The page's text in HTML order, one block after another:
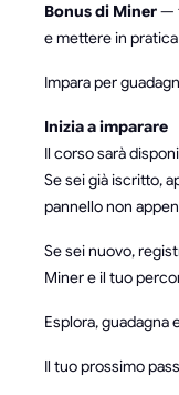
Bonus di Miner—
e mettere in
Impara per
Inizia a imparare
Il corso sarà
Se sei già iscritto,
pannello non
Se sei nuovo,
Miner e il tuo
Esplora, guadagna
Il tuo prossimo